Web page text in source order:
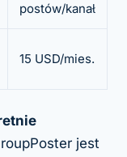
postów/kanał
15 USD/mies.
jest